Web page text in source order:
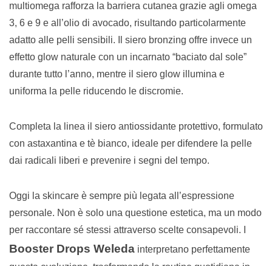
multiomega rafforza la barriera cutanea grazie agli omega
3, 6 e 9 e all’olio di avocado, risultando particolarmente
adatto alle pelli sensibili. Il siero bronzing offre invece un
effetto glow naturale con un incarnato “baciato dal sole”
durante tutto l’anno, mentre il siero glow illumina e
uniforma la pelle riducendo le discromie.
Completa la linea il siero antiossidante protettivo, formulato
con astaxantina e tè bianco, ideale per difendere la pelle
dai radicali liberi e prevenire i segni del tempo.
Oggi la skincare è sempre più legata all’espressione
personale. Non è solo una questione estetica, ma un modo
per raccontare sé stessi attraverso scelte consapevoli. I
Booster Drops Weleda interpretano perfettamente